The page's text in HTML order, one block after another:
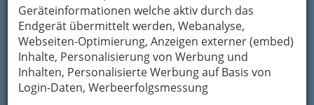
Geräteinformationen welche aktiv durch das
Endgerät übermittelt werden, Webanalyse,
Webseiten-Optimierung, Anzeigen externer (embed)
Inhalte, Personalisierung von Werbung und
Inhalten, Personalisierte Werbung auf Basis von
Login-Daten, Werbeerfolgsmessung